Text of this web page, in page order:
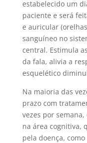
estabelecido um
paciente e será
e auricular
sanguíneo no
central. Estimula
da fala, alivia a
esquelético
Na maioria das
prazo com
vezes por
na área cognitiva,
pela doença,